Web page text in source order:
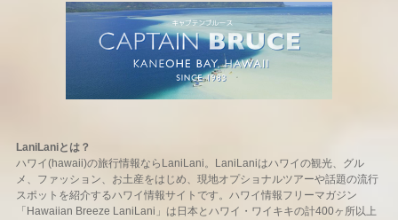
LaniLaniとは？
ハワイ(hawaii)の旅行情報ならLaniLani。LaniLaniはハワイの観光、グル
メ、ファッション、お土産をはじめ、現地オプショナルツアーや話題の流行
スポットを紹介するハワイ情報サイトです。ハワイ情報フリーマガジン
「Hawaiian Breeze LaniLani」は日本とハワイ・ワイキキの計400ヶ所以上